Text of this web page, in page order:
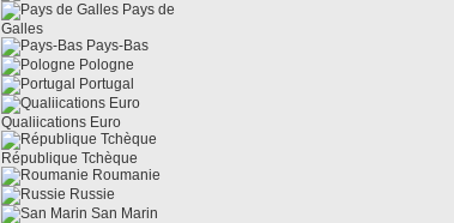
Pays de
Galles
Pays-Bas
Pologne
Portugal
Qualiications Euro
République Tchèque
Roumanie
Russie
San Marin